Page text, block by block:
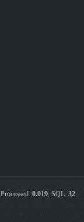
Processed: 0.019, SQL: 32